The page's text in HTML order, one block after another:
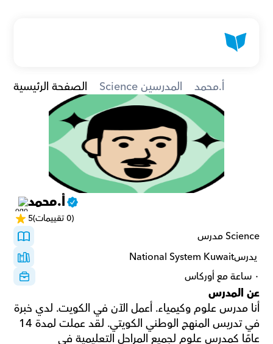
الصفحة الرئيسية Science المدرسين أ.محمد
أ.محمد
5 (0 تقييمات)
Science مدرس
يدرسNational System Kuwait
٠ ساعة مع أوركاس
عن المدرس